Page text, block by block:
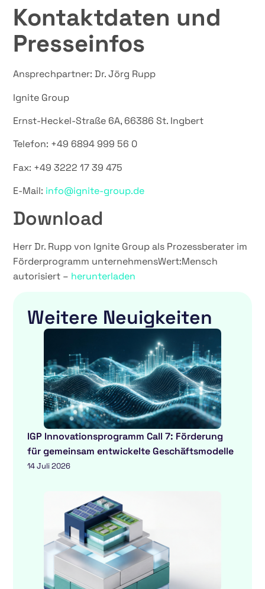
Kontaktdaten und
Presseinfos
Ansprechpartner: Dr. Jörg Rupp
Ignite Group
Ernst-Heckel-Straße 6A, 66386 St. Ingbert
Telefon: +49 6894 999 56 0
Fax: +49 3222 17 39 475
E-Mail: info@ignite-group.de
Download
Herr Dr. Rupp von Ignite Group als Prozessberater im
Förderprogramm unternehmensWert:Mensch
autorisiert – herunterladen
Weitere Neuigkeiten
IGP Innovationsprogramm Call 7: Förderung
für gemeinsam entwickelte Geschäftsmodelle
14 Juli 2026